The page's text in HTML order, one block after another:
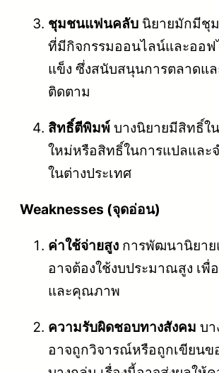
ชุมชนแฟนคลับ นิยายมักมีชุ
ที่มีกิจกรรมออนไลน์และออฟ
แข็ง ซึ่งสนับสนุนการตลาดแ
ติดตาม
สิทธิ์ตีพิมพ์ บางนิยายมีสิทธิ์ใ
ใหม่หรือสิทธิ์ในการแปลและ
ในต่างประเทศ
Weaknesses (จุดอ่อน)
ค่าใช้จ่ายสูง การพัฒนานิยาย
อาจต้องใช้งบประมาณสูง เพื่
และคุณภาพ
ความรับผิดชอบทางสังคม บา
อาจถูกวิจารณ์หรือถูกเขียนข